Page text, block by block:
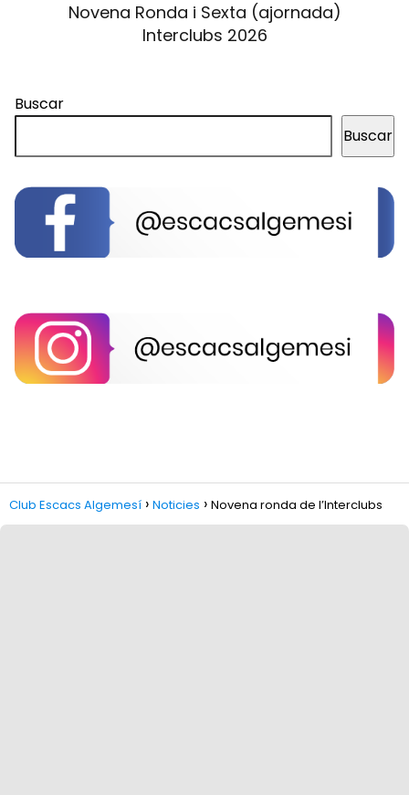
Novena Ronda i Sexta (ajornada)
Interclubs 2026
Buscar
Buscar
Club Escacs Algemesí Noticies Novena ronda de l’Interclubs